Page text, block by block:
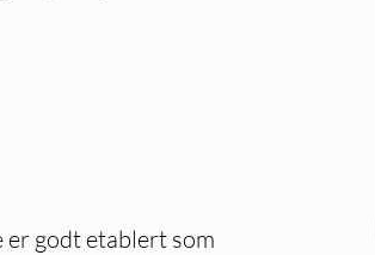
er godt etablert som